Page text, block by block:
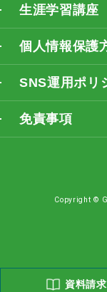
生涯学習講座
個人情報保護
SNS運用ポリ
免責事項
Copyright ©
資料請求